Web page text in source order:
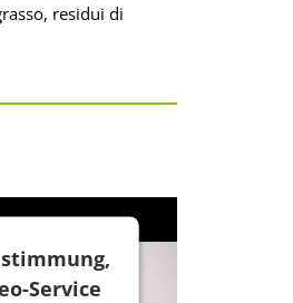
residui di
Service